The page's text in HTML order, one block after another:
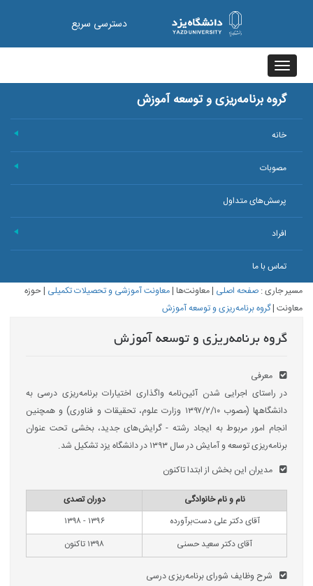
دسترسی سریع
Toggle
navigation
گروه برنامه‌ریزی و توسعه آموزش
خانه
مصوبات
پرسش‌های متداول
افراد
تماس با ما
مسیر جاری :صفحه اصلی |معاونت‌ها|معاونت آموزشی و تحصیلات تکمیلی |حوزه
معاونت|گروه برنامه‌ریزی و توسعه آموزش
گروه برنامه‌ریزی و توسعه آموزش
معرفی
در راستای اجرایی‌ شدن آئین‌نامه واگذاری اختیارات برنامه‌ریزی درسی به
دانشگاه‎ها (مصوب ۱۳۹۷/۲/۱۰ وزارت علوم، تحقیقات و فناوری) و همچنین
انجام امور مربوط به ایجاد رشته - گرایش‌های جدید، بخشی تحت عنوان
برنامه‌ریزی توسعه و آمایش در سال ۱۳۹۳ در دانشگاه یزد تشکیل شد.
مدیران این بخش از ابتدا تاکنون
نام و نام خانوادگی
دوران تصدی
آقای دکتر علی دست‌برآورده
۱۳۹۶ - ۱۳۹۸
آقای دکتر سعید حسنی
۱۳۹۸ تاکنون
شرح وظایف شورای برنامه‌ریزی درسی